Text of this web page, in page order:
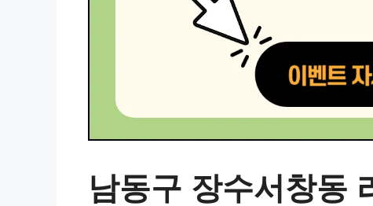
남동구 장수서창동